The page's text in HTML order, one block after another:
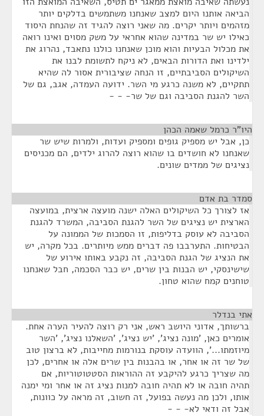
הביאה אותנו היום למצב שאנחנו משתמשים בדלקים יותר
מזהמים ויותר יקרים. מה שאני רוצה להגיד זה שהנחת היסוד
כאילו יש שר במדינה שהוא אחראי על משק מסוים ואינו רואה
את מכלול הבעיות והוא מוכן שאנחנו כולנו נתאבד, נהרוג את
ילדינו ואת הדורות הבאים, לא ניקח לתשומת לבנו את
השיקולים הסביבתיים, זו הנחה שציבורית אסור לה שהיא
תתקיים, לא משנה כרגע מי השר. ידועה העמדה, אגב, גם של
השר להגנת הסביבה וגם של שר- - -
היו"ר כרמל שאמה הכהן
כן, אבל יש מספיק גופים ומספיק ועדות, ולמרות שיש שר
שאנחנו לא חושדים בו שהוא רוצה להרוג ילדים, הם מכניסים
נציגים של ממדים שונים.
סמדר בת אדם
אז לצורך כל השיקולים האלה ישנה מועצה ארצית, במועצה
הארצית יש נציגים של השר להגנת הסביבה, המשרד להגנת
הסביבה לא עוסק בדליפות, זו הסמכות של הממונה על
הבטיחות. התערבבו פה דברים ממש מיותרים. בכל מקרה, יש
את הנציג של הגנת הסביבה, זה נקבע באותו אירוע של
שישינסקי, יש הבנות בין שרים, יש כבר הסכמה, חבל שאנחנו
טוחנים קמח שהוא טחון.
אתי בנדלר
ברשותך, אדוני היושב ראש, אני רק רוצה להעיר הערה אחת.
אומרים כאן, 'מונה נציג', 'יש נציג', 'השאלנו נציג', 'השר
מיוזמתו...', הוועדה עוסקת בנורמות מחייבות, לא ברצון טוב
של שר זה או אחר, או בהבנות בין שרים אלה או אחרים, לכן
מה שצריך כרגע להיקבע זה ההוראות הסטטוטוריות, אם
תהיה חובה או לא תהיה חובה למנות נציג זה או אחר ומי ימנה
אותו, ולכן מה נעשה בפועל, זה חשוב, זה מראה על כוונות,
אבל זה ודאי לא- - -